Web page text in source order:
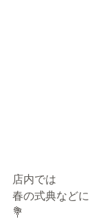
店内では
春の式典など
💐